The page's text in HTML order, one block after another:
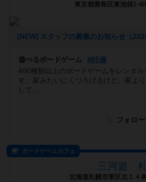
東京都豊島区東池袋1-
[NEW] スタッフの募集のお知らせ（
遊べるボードゲーム
465個
400種類以上のボードゲームをレンタ
す。家みたいにくつろげるけど、家よ
して...
フォロ
ボードゲームカフェ
三河遊
北海道札幌市東区北１４